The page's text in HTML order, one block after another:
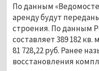
По данным
аренду будут
строения. По данным
составляет 389 182
81 728,22 руб. Ранее
восстановления